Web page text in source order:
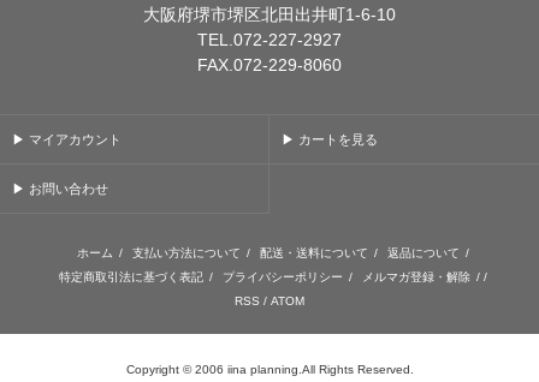
大阪府堺市堺区北田出井町1-6-10
TEL.072-227-2927
FAX.072-229-8060
▶ マイアカウント ▶ カートを見る
▶ お問い合わせ
ホーム / 支払い方法について / 配送・送料について / 返品について /
特定商取引法に基づく表記 / プライバシーポリシー / メルマガ登録・解除 / /
RSS / ATOM
Copyright © 2006 iina planning.All Rights Reserved.